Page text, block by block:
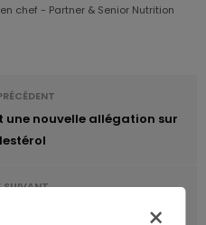
chef - Partner & Senior Nutrition
une nouvelle allégation sur
SUIVANT
le développement de la